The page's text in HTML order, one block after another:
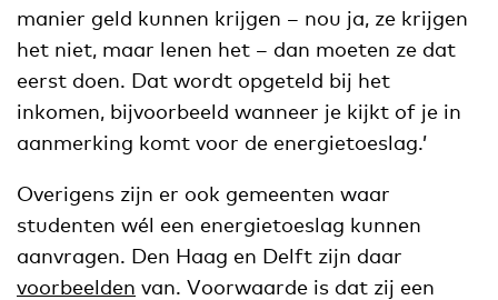
manier geld kunnen krijgen – nou ja, ze krijgen
het niet, maar lenen het – dan moeten ze dat
eerst doen. Dat wordt opgeteld bij het
inkomen, bijvoorbeeld wanneer je kijkt of je in
aanmerking komt voor de energietoeslag.’
Overigens zijn er ook gemeenten waar
studenten wél een energietoeslag kunnen
aanvragen. Den Haag en Delft zijn daar
voorbeelden van. Voorwaarde is dat zij een